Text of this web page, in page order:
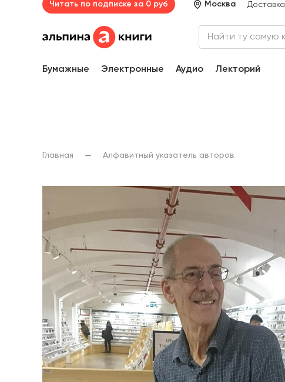
Читать по подписке за 0 руб Москва Доставка
Бумажные Электронные Аудио Лекторий
Главная Алфавитный указатель авторов